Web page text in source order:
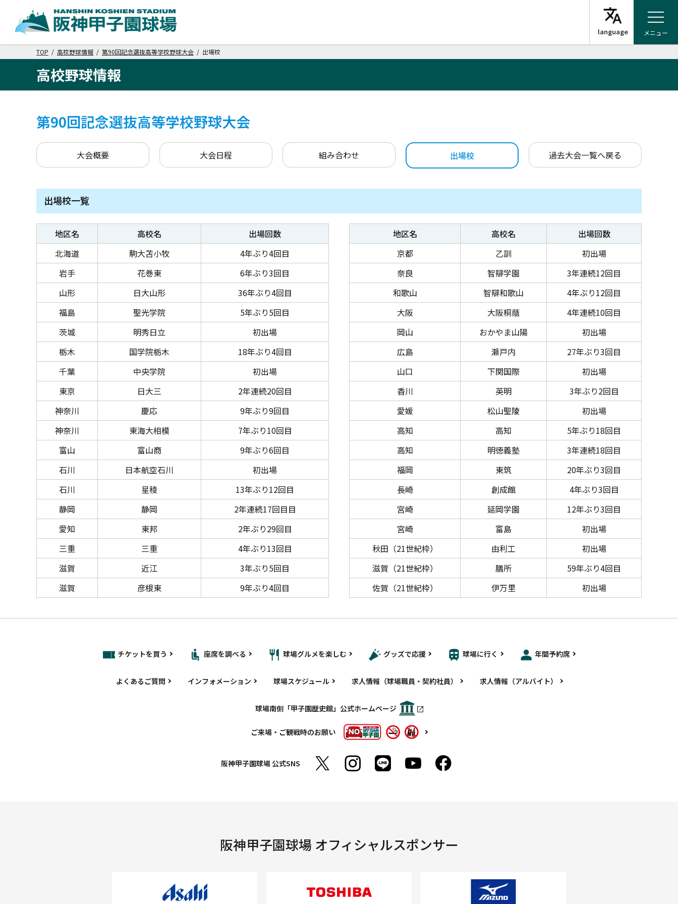
メニュー
TOP / 高校野球情報 / 第90回記念選抜高等学校野球大会 / 出場校
高校野球情報
第90回記念選抜高等学校野球大会
大会概要 大会日程 組み合わせ 出場校 過去大会一覧へ戻る
出場校一覧
地区名 高校名
出場回数
北海道
駒大苫小牧
4年ぶり4回目
岩手
花巻東
6年ぶり3回目
山形
日大山形
36年ぶり4回目
福島
聖光学院
5年ぶり5回目
茨城
明秀日立
初出場
栃木
国学院栃木
18年ぶり4回目
千葉
中央学院
初出場
東京
日大三
2年連続20回目
神奈川
慶応
9年ぶり9回目
神奈川
東海大相模
7年ぶり10回目
富山
富山商
9年ぶり6回目
石川
日本航空石川
初出場
石川
星稜
13年ぶり12回目
静岡
静岡
2年連続17回目目
愛知
東邦
2年ぶり29回目
三重
三重
4年ぶり13回目
滋賀
近江
3年ぶり5回目
滋賀
彦根東 9年ぶり4回目
地区名 高校名
出場回数
京都
乙訓
初出場
奈良
智辯学園
3年連続12回目
和歌山
智辯和歌山
4年ぶり12回目
大阪
大阪桐蔭
4年連続10回目
岡山
おかやま山陽
初出場
広島
瀬戸内
27年ぶり3回目
山口
下関国際
初出場
香川
英明
3年ぶり2回目
愛媛
松山聖陵
初出場
高知
高知
5年ぶり18回目
高知
明徳義塾
3年連続18回目
福岡
東筑
20年ぶり3回目
長崎
創成館
4年ぶり3回目
宮崎
延岡学園
12年ぶり3回目
宮崎
富島
初出場
秋田 （21世紀枠） 由利工
初出場
滋賀 （21世紀枠） 膳所
59年ぶり4回目
佐賀 （21世紀枠） 伊万里 初出場
チケットを買う 座席を調べる 球場グルメを楽しむ グッズで応援 球場に行く 年間予約席
よくあるご質問 インフォメーション 球場スケジュール 求人情報（球場職員・契約社員） 求人情報（アルバイト）
球場南側「甲子園歴史館」公式ホームページ
ご来場・ご観戦時のお願い
阪神甲子園球場公式SNS
阪神甲子園球場 オフィシャルスポンサー